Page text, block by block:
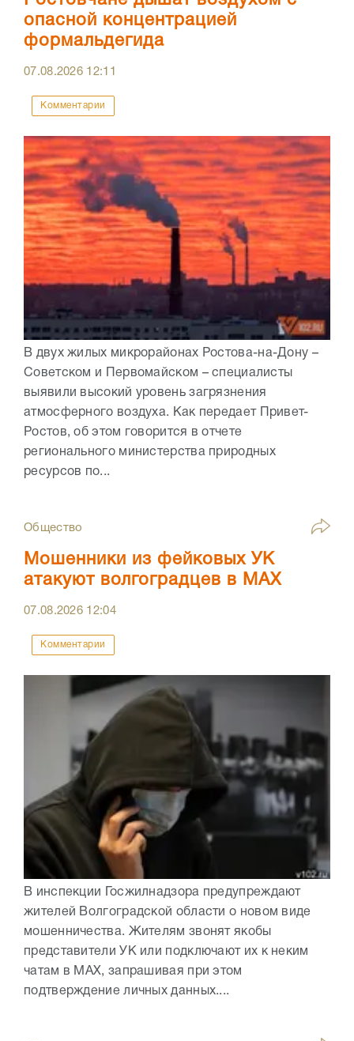
опасной концентрацией
формальдегида
07.08.2026 12:11
Комментарии
В двух жилых микрорайонах Ростова-на-Дону –
Советском и Первомайском – специалисты
выявили высокий уровень загрязнения
атмосферного воздуха. Как передает Привет-
Ростов, об этом говорится в отчете
регионального министерства природных
ресурсов по...
Общество
Мошенники из фейковых УК
атакуют волгоградцев в МАХ
07.08.2026 12:04
Комментарии
В инспекции Госжилнадзора предупреждают
жителей Волгоградской области о новом виде
мошенничества. Жителям звонят якобы
представители УК или подключают их к неким
чатам в МАХ, запрашивая при этом
подтверждение личных данных....